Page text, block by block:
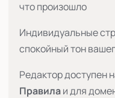
что произошло
Индивидуальные
спокойный тон
Редактор доступен
Правилаи для